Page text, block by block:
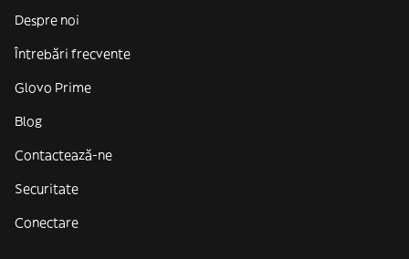
Despre noi
Întrebări frecvente
Glovo Prime
Blog
Contactează-ne
Securitate
Conectare